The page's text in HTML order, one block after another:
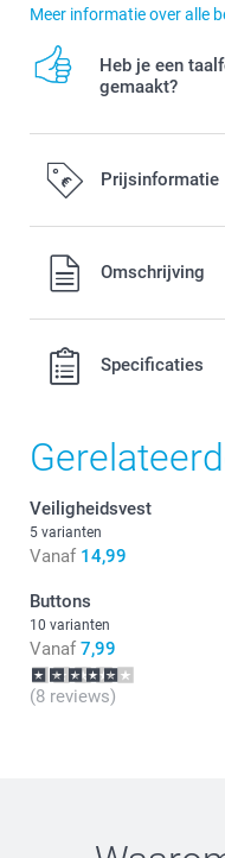
Meer informatie over alle
Heb je een
gemaakt?
Prijsinformatie
Alle prijzen zijn in
verzendkosten.Omschrijving
Specificaties
Veiligheidsvest
5 varianten
Vanaf 14,99
Buttons
10 varianten
Vanaf 7,99
(8 reviews)